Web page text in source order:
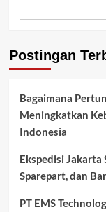
Postingan
Bagaimana
Meningkatkan
Indonesia
Ekspedisi
Sparepart, dan
PT EMS